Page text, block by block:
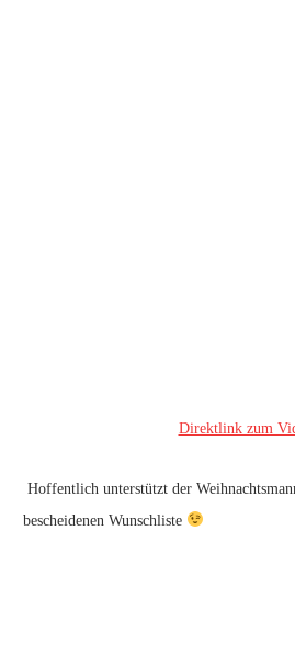
Direktlink zum
Hoffentlich unterstützt der
bescheidenen Wunschliste